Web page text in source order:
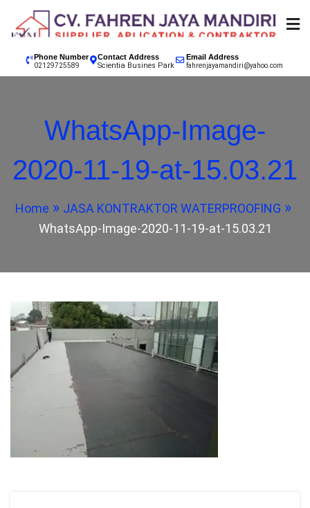
02129725589 CV.
MANDIRI
KONTRAKTOR CAT
EPOXY LANTAI
INDONESIA, EPOXY LANTAI JAKARTA, EPOXY LANTAI
LANTAI GARUT, EPOXY LANTAI CIANJUR
Phone Number
02129725589
Contact Address
Scientia Busines Park
Email Address
fahrenjayamandiri@yahoo.com
WhatsApp-Image-
2020-11-19-at-15.03.21
Home
JASA KONTRAKTOR WATERPROOFING
WhatsApp-Image-2020-11-19-at-15.03.21